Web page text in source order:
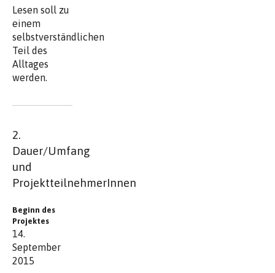
Lesen soll zu
einem
selbstverständlichen
Teil des
Alltages
werden.
2.
Dauer/Umfang
und
ProjektteilnehmerInnen
Beginn des
Projektes
14.
September
2015